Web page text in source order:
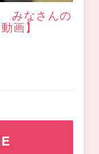
みなさんの
画】